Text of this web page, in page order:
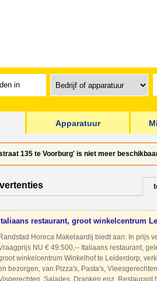
Apparatuur
135 te Voorburg' is niet meer
Italiaans restaurant, groot winkelcentrum
Randstad Horeca Makelaardij biedt aan: In prijs
NU € 49.500,-- Italiaans restaurant,
winkelcentrum Winkelhof te Leiderdorp,
bezorgen, van Pizza's, Pasta's,
Salades, Dranken enz. Restaurant